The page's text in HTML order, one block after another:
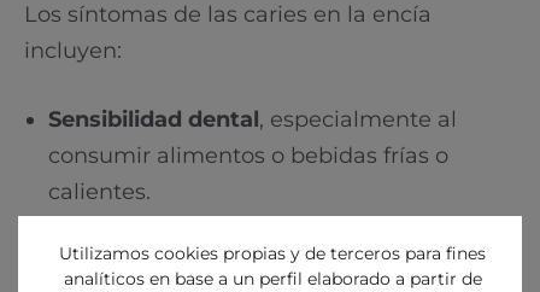
Los síntomas de las caries en la encía
incluyen:
Sensibilidad dental, especialmente al
consumir alimentos o bebidas frías o
calientes.
afectada.
Utilizamos cookies propias y de terceros para fines
analíticos en base a un perfil elaborado a partir de